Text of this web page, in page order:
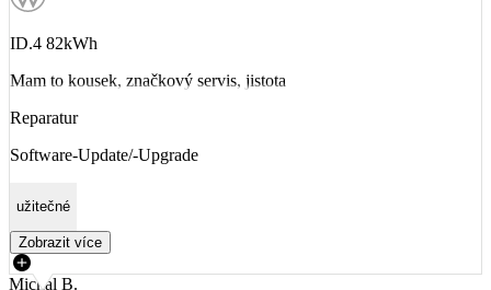
ID.4 82kWh
Mam to kousek, značkový servis, jistota
Reparatur
Software-Update/-Upgrade
užitečné
Zobrazit více
Michal B.